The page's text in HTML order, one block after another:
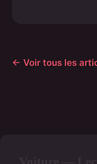
← Voir tous les